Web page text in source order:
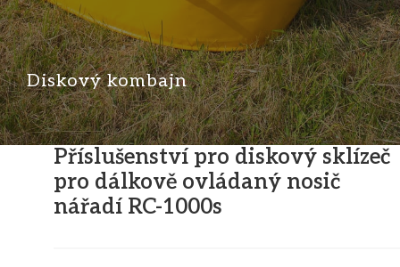
Diskový kombajn
Příslušenství pro diskový sklízeč
pro dálkově ovládaný nosič
nářadí RC-1000s